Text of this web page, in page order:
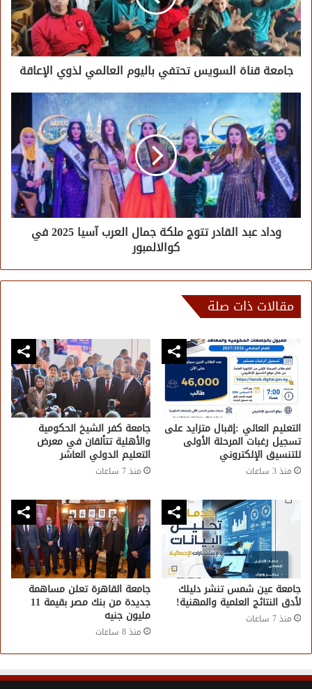
جامعة قناة السويس تحتفي باليوم العالمي لذوي الإعاقة
وداد عبد القادر تتوج ملكة جمال العرب آسيا 2025 في
كوالالمبور
مقالات ذات صلة
التعليم العالي :إقبال متزايد على
تسجيل رغبات المرحلة الأولى
للتنسيق الإلكتروني
منذ 3 ساعات
جامعة كفر الشيخ الحكومية
والأهلية تتألقان في معرض
التعليم الدولي العاشر
منذ 7 ساعات
جامعة عين شمس تنشر دليلك
لأدق النتائج العلمية والمهنية!
منذ 7 ساعات
جامعة القاهرة تعلن مساهمة
جديدة من بنك مصر بقيمة 11
مليون جنيه
منذ 8 ساعات